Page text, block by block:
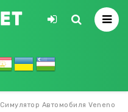
Симулятор Автомобиля Veneno